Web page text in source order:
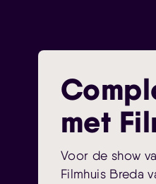
met
Voor de show
Filmhuis Breda